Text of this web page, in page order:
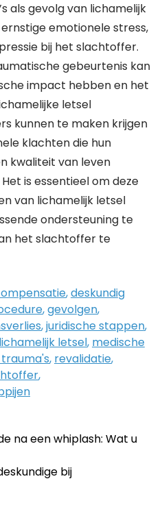
als gevolg van lichamelijk
emotionele stress,
bij het slachtoffer.
gebeurtenis kan
impact hebben en het
letsel
kunnen te maken krijgen
klachten die hun
kwaliteit van leven
is essentieel om deze
van lichamelijk letsel
ondersteuning te
het slachtoffer te
,deskundig
,gevolgen,
,juridische stappen,
lichamelijk letsel, medische
, revalidatie,
,
na een whiplash: Wat u
bij